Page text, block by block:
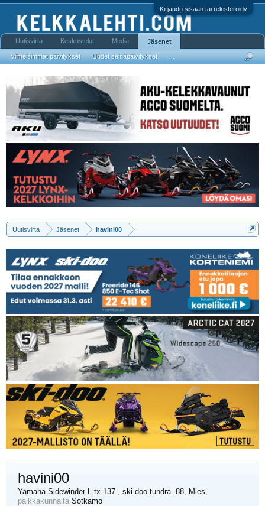
Kirjaudu sisään tai rekisteröidy
Uutisvirta Jäsenet havini00
havini00
Yamaha Sidewinder L-tx 137 , ski-doo tundra -88 , Mies,
paikkakunnalta Sotkamo
Uutisvirta Keskustelut Media Jäsenet
Viimeisimmät päivitykset Uudet seinäpäivitykset